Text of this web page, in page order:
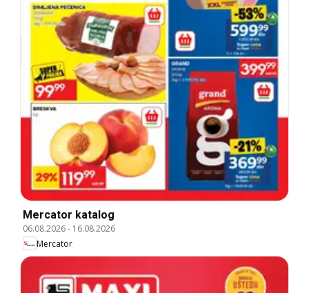
Mercator katalog
06.08.2026- 16.08.2026
Mercator